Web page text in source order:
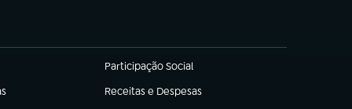
Participação Social
(abre em nova aba)
Receitas e Despesas
(abre em nova aba)